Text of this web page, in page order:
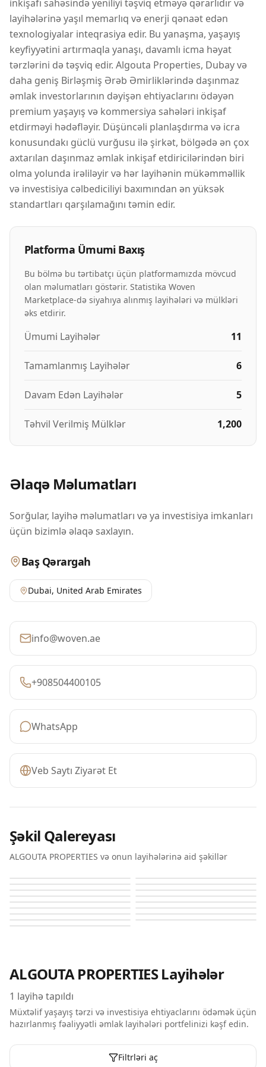
inkişafı sahəsində yeniliyi təşviq etməyə qərarlıdır və
layihələrinə yaşıl memarlıq və enerji qənaət edən
texnologiyalar inteqrasiya edir. Bu yanaşma, yaşayış
keyfiyyətini artırmaqla yanaşı, davamlı icma həyat
tərzlərini də təşviq edir. Algouta Properties, Dubay və
daha geniş Birləşmiş Ərəb Əmirliklərində daşınmaz
əmlak investorlarının dəyişən ehtiyaclarını ödəyən
premium yaşayış və kommersiya sahələri inkişaf
etdirməyi hədəfləyir. Düşüncəli planlaşdırma və icra
konusundakı güclü vurğusu ilə şirkət, bölgədə ən çox
axtarılan daşınmaz əmlak inkişaf etdiricilərindən biri
olma yolunda irəliləyir və hər layihənin mükəmməllik
və investisiya cəlbediciliyi baxımından ən yüksək
standartları qarşılamağını təmin edir.
Platforma Ümumi Baxış
Bu bölmə bu tərtibatçı üçün platformamızda mövcud
olan məlumatları göstərir. Statistika Woven
Marketplace-də siyahıya alınmış layihələri və mülkləri
əks etdirir.
Ümumi Layihələr 11
Tamamlanmış Layihələr 6
Davam Edən Layihələr 5
Təhvil Verilmiş Mülklər 1,200
Əlaqə Məlumatları
Sorğular, layihə məlumatları və ya investisiya imkanları
üçün bizimlə əlaqə saxlayın.
Baş Qərargah
Dubai, United Arab Emirates
info@woven.ae
+908504400105
WhatsApp
Veb Saytı Ziyarət Et
Şəkil Qalereyası
ALGOUTA PROPERTIES və onun layihələrinə aid şəkillər
The Stella Residences The Stella Residences
The Stella Residences The Stella Residences
The Stella Residences The Stella Residences
The Stella Residences The Stella Residences
The Stella Residences The Stella Residences
The Stella Residences The Stella Residences
The Stella Residences The Stella Residences
The Stella Residences
ALGOUTA PROPERTIES Layihələr
1 layihə tapıldı
Müxtəlif yaşayış tərzi və investisiya ehtiyaclarını ödəmək üçün
hazırlanmış fəaliyyətli əmlak layihələri portfelinizi kəşf edin.
Filtrləri aç